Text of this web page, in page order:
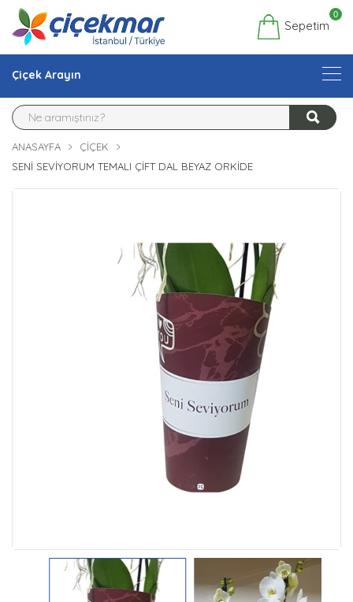
Sepetim
0
Çiçek Arayın
ANASAYFA
ÇIÇEK
SENI SEVIYORUM TEMALI ÇIFT DAL BEYAZ ORKIDE